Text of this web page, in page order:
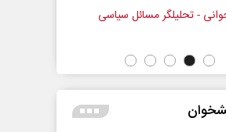
عباس سلیمی‌نمین - تحلیلگر مسائل سیاسی